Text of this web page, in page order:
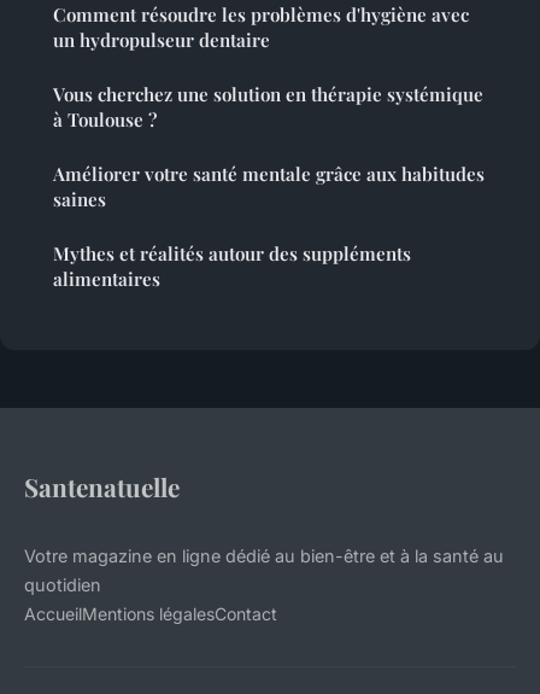
Comment résoudre les problèmes d'hygiène avec
un hydropulseur dentaire
Vous cherchez une solution en thérapie systémique
à Toulouse ?
Améliorer votre santé mentale grâce aux habitudes
saines
Mythes et réalités autour des suppléments
alimentaires
Santenatuelle
Votre magazine en ligne dédié au bien-être et à la santé au
quotidien
AccueilMentions légalesContact